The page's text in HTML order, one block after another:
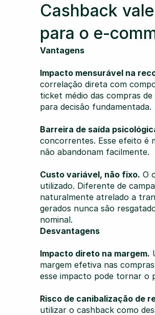
Cashback
para o e-
Vantagens
Impacto mensurável na
correlação direta com
ticket médio das compras
para decisão fundamentada.
Barreira de saída
concorrentes. Esse efeito é
não abandonam facilmente.
Custo variável, não fixo. O
utilizado. Diferente de
naturalmente atrelado a
gerados nunca são
nominal.
Desvantagens
Impacto direto na margem.
margem efetiva nas
esse impacto pode tornar o
Risco de canibalização de
utilizar o cashback como